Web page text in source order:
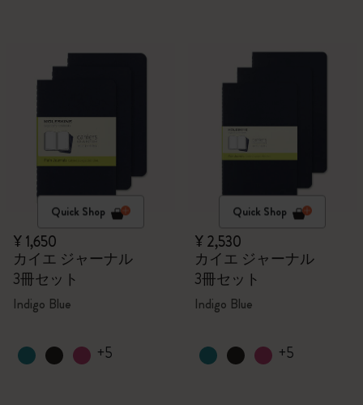
Quick Shop
¥ 1,650
カイエ ジャーナル
3冊セット
Indigo Blue
+5
Quick Shop
¥ 2,530
カイエ ジャーナル
3冊セット
Indigo Blue
+5